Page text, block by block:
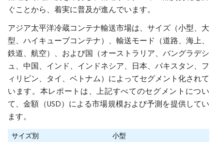
ぐことから、着実に普及が進んでいます。
アジア太平洋冷蔵コンテナ輸送市場は、サイズ（小型、大
型、ハイキューブコンテナ）、輸送モード（道路、海上、
鉄道、航空）、および国（オーストラリア、バングラデシ
ュ、中国、インド、インドネシア、日本、パキスタン、フ
ィリピン、タイ、ベトナム）によってセグメント化されて
います。本レポートは、上記すべてのセグメントについ
て、金額（USD）による市場規模および予測を提供してい
ます。
サイズ別
小型